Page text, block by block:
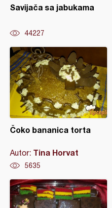
Savijača sa jabukama
44227
Čoko bananica torta
Autor: Tina Horvat
5635